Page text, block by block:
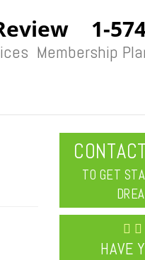
1-
Membership
TO GET
HAVE